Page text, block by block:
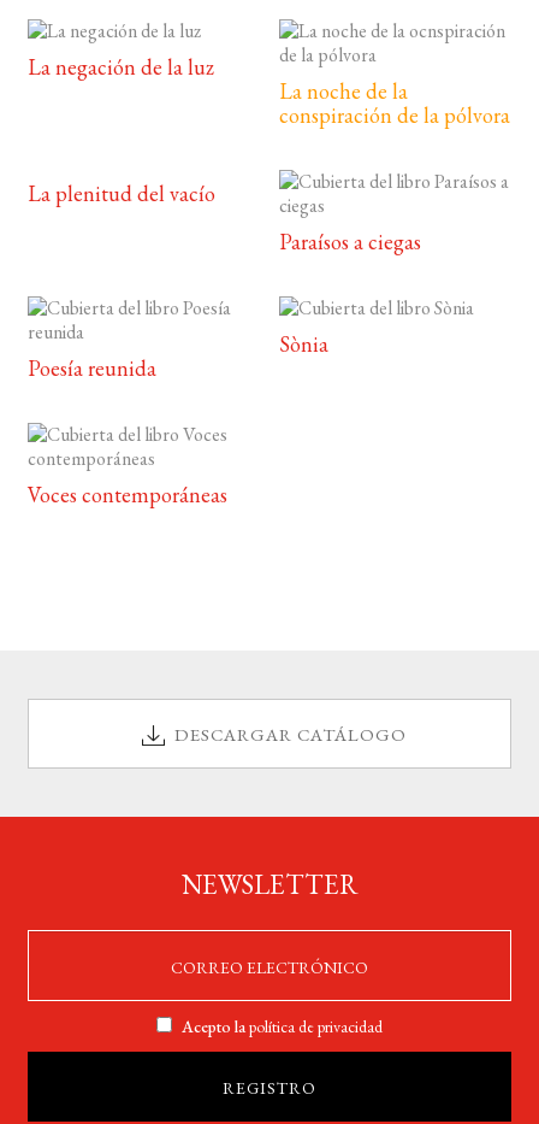
La negación de la luz
La noche de la
conspiración de la pólvora
La plenitud del vacío
Paraísos a ciegas
Poesía reunida
Sònia
Voces contemporáneas
DESCARGAR CATÁLOGO
NEWSLETTER
Acepto lapolítica de privacidad